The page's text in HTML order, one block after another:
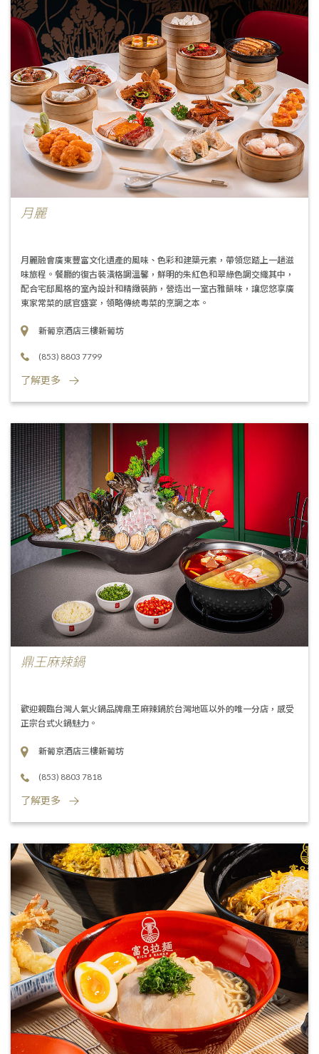
月麗
月麗融會廣東豐富文化遺產的風味、色彩和建築元素，帶領您踏上一趟滋
味旅程。餐廳的復古裝潢格調溫馨，鮮明的朱紅色和翠綠色調交織其中，
配合宅邸風格的室內設計和精緻裝飾，營造出一室古雅韻味，讓您悠享廣
東家常菜的感官盛宴，領略傳統粵菜的烹調之本。
新葡京酒店三樓新葡坊
(853) 8803 7799
了解更多
鼎王麻辣鍋
歡迎親臨台灣人氣火鍋品牌鼎王麻辣鍋於台灣地區以外的唯一分店，感受
正宗台式火鍋魅力。
新葡京酒店三樓新葡坊
(853) 8803 7818
了解更多